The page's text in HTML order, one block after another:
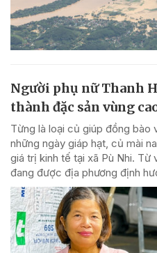
Người phụ nữ Thanh
thành đặc sản vùng
Từng là loại củ giúp đồng bào
những ngày giáp hạt, củ mài
giá trị kinh tế tại xã Pù Nhi. Từ
đang được địa phương định